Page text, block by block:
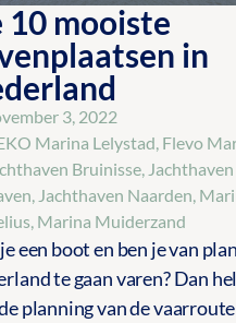
10 mooiste
in
3, 2022
Marina Lelystad Flevo
Bruinisse
Jachthaven Naarden
Marina Muiderzand
een boot en ben je van
te gaan varen? Dan
planning van de